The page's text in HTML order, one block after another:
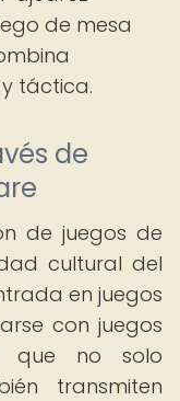
de mesa
táctica.
de
de juegos de
cultural del
en juegos
con juegos
que no solo
transmiten